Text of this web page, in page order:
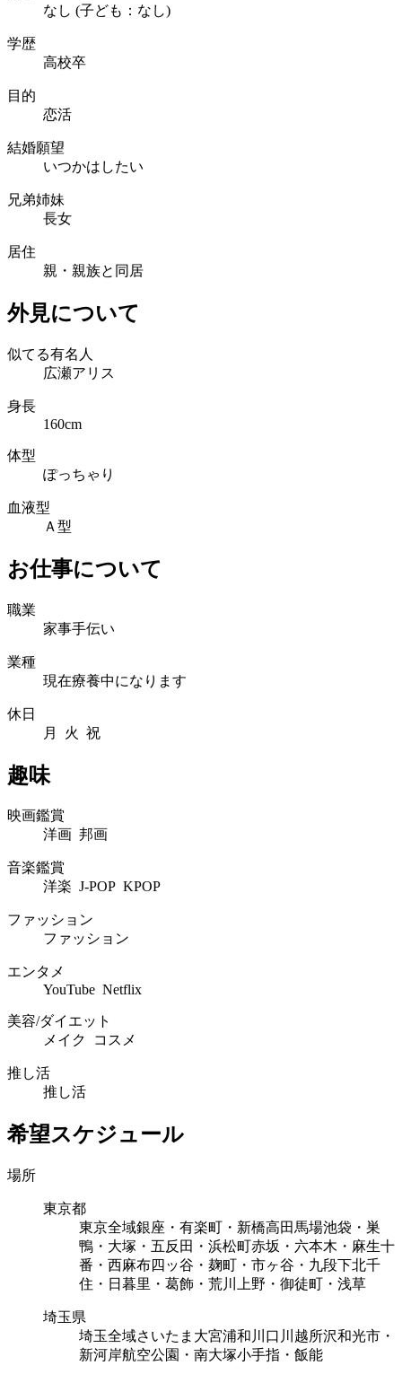
なし (子ども：なし)
学歴
高校卒
目的
恋活
結婚願望
いつかはしたい
兄弟姉妹
長女
居住
親・親族と同居
外見について
似てる有名人
広瀬アリス
身長
160cm
体型
ぽっちゃり
血液型
Ａ型
お仕事について
職業
家事手伝い
業種
現在療養中になります
休日
月 火 祝
趣味
映画鑑賞
洋画 邦画
音楽鑑賞
洋楽 J-POP KPOP
ファッション
ファッション
エンタメ
YouTube Netflix
美容/ダイエット
メイク コスメ
推し活
推し活
希望スケジュール
場所
東京都
東京全域銀座・有楽町・新橋高田馬場池袋・巣
鴨・大塚・五反田・浜松町赤坂・六本木・麻生十
番・西麻布四ッ谷・麹町・市ヶ谷・九段下北千
住・日暮里・葛飾・荒川
上野・御徒町・浅草
埼玉県
埼玉全域さいたま 大宮浦和 川口 川越所沢和光市・
新河岸航空公園・南大塚小手指・飯能